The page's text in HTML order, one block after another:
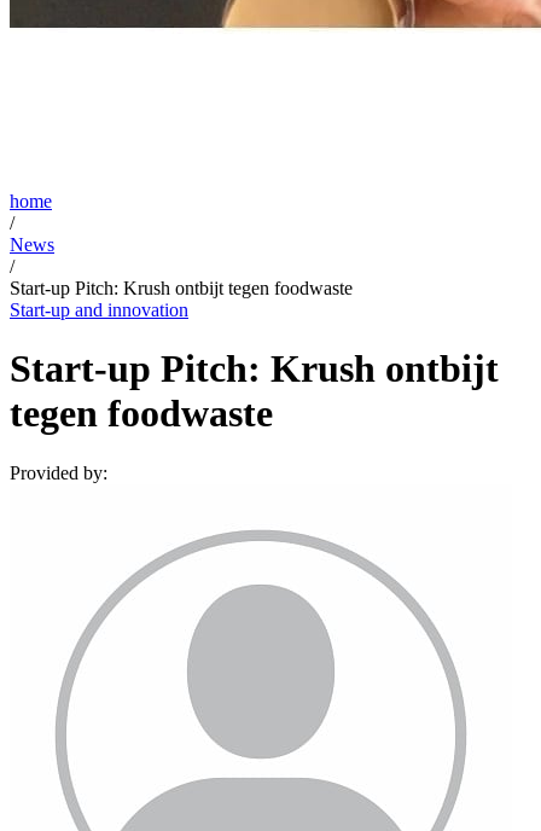
home
/
News
/
Start-up Pitch: Krush ontbijt tegen foodwaste
Start-up and innovation
Start-up Pitch: Krush ontbijt
tegen foodwaste
Provided by: